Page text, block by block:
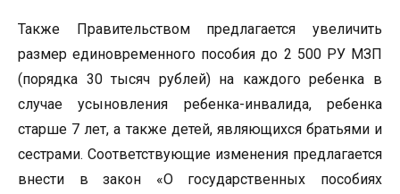
Также Правительством предлагается увеличить
размер единовременного пособия до 2 500 РУ МЗП
(порядка 30 тысяч рублей) на каждого ребенка в
случае усыновления ребенка-инвалида, ребенка
старше 7 лет, а также детей, являющихся братьями и
сестрами. Соответствующие изменения предлагается
внести в закон «О государственных пособиях